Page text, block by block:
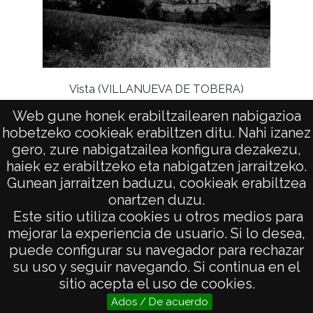
Web gune honek erabiltzailearen nabigazioa
hobetzeko cookieak erabiltzen ditu. Nahi izanez
gero, zure nabigatzailea konfigura dezakezu,
haiek ez erabiltzeko eta nabigatzen jarraitzeko.
Gunean jarraitzen baduzu, cookieak erabiltzea
onartzen duzu.
Este sitio utiliza cookies u otros medios para
mejorar la experiencia de usuario. Si lo desea,
puede configurar su navegador para rechazar
su uso y seguir navegando. Si continua en el
sitio acepta el uso de cookies.
Ados / De acuerdo
Vista (VILLANUEVA DE TOBERA)
AVISO LEGAL
POLÍTICA DE PRIVACIDAD
ACCESIBILIDAD
ATENCIÓN CIUDADANA